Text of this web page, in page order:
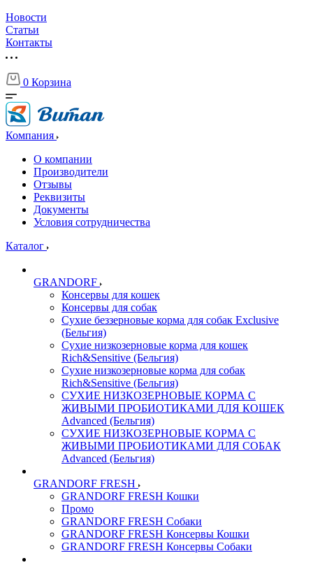
Новости
Статьи
Контакты
0 Корзина
Компания
О компании
Производители
Отзывы
Реквизиты
Документы
Условия сотрудничества
Каталог
GRANDORF
Консервы для кошек
Консервы для собак
Сухие беззерновые корма для собак Exclusive
(Бельгия)
Сухие низкозерновые корма для кошек
Rich&Sensitive (Бельгия)
Сухие низкозерновые корма для собак
Rich&Sensitive (Бельгия)
СУХИЕ НИЗКОЗЕРНОВЫЕ КОРМА С
ЖИВЫМИ ПРОБИОТИКАМИ ДЛЯ КОШЕК
Advanced (Бельгия)
СУХИЕ НИЗКОЗЕРНОВЫЕ КОРМА С
ЖИВЫМИ ПРОБИОТИКАМИ ДЛЯ СОБАК
Advanced (Бельгия)
GRANDORF FRESH
GRANDORF FRESH Кошки
Промо
GRANDORF FRESH Собаки
GRANDORF FRESH Консервы Кошки
GRANDORF FRESH Консервы Собаки